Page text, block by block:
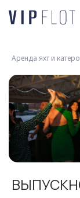
Аренда яхт и